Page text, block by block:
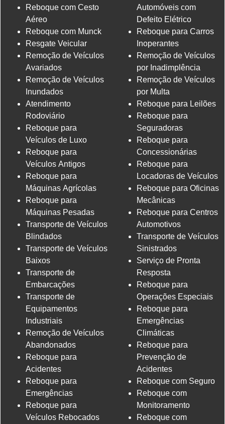
Reboque com Cesto
Aéreo
Reboque com Munck
Resgate Veicular
Remoção de Veículos
Avariados
Remoção de Veículos
Inundados
Atendimento
Rodoviário
Reboque para
Veículos de Luxo
Reboque para
Veículos Antigos
Reboque para
Máquinas Agrícolas
Reboque para
Máquinas Pesadas
Transporte de Veículos
Blindados
Transporte de Veículos
Baixos
Transporte de
Embarcações
Transporte de
Equipamentos
Industriais
Remoção de Veículos
Abandonados
Reboque para
Acidentes
Reboque para
Emergências
Reboque para
Veículos Rebocados
Automóveis com
Defeito Elétrico
Reboque para Carros
Inoperantes
Remoção de Veículos
por Inadimplência
Remoção de Veículos
por Multa
Reboque para Leilões
Reboque para
Seguradoras
Reboque para
Concessionárias
Reboque para
Locadoras de Veículos
Reboque para Oficinas
Mecânicas
Reboque para Centros
Automotivos
Transporte de Veículos
Sinistrados
Serviço de Pronta
Resposta
Reboque para
Operações Especiais
Reboque para
Emergências
Climáticas
Reboque para
Prevenção de
Acidentes
Reboque com Seguro
Reboque com
Monitoramento
Reboque com